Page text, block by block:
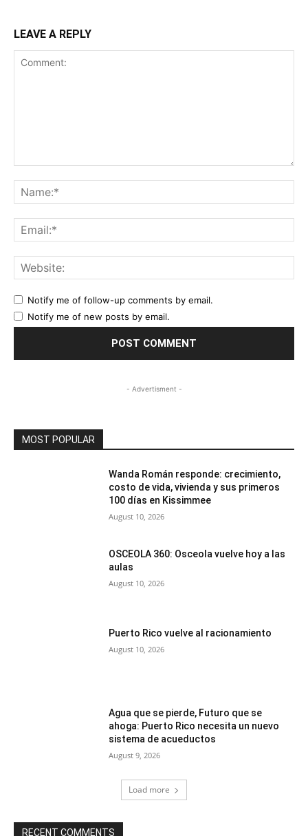
LEAVE A REPLY
Notify me of follow-up comments by email.
Notify me of new posts by email.
- Advertisment -
MOST POPULAR
Wanda Román responde: crecimiento,
costo de vida, vivienda y sus primeros
100 días en Kissimmee
August 10, 2026
OSCEOLA 360: Osceola vuelve hoy a las
aulas
August 10, 2026
Puerto Rico vuelve al racionamiento
August 10, 2026
Agua que se pierde, Futuro que se
ahoga: Puerto Rico necesita un nuevo
sistema de acueductos
August 9, 2026
Load more
RECENT COMMENTS